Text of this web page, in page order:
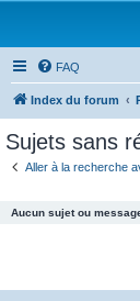
FAQ
Index du forum
Sujets sans
Aller à la recherche
Aucun sujet ou